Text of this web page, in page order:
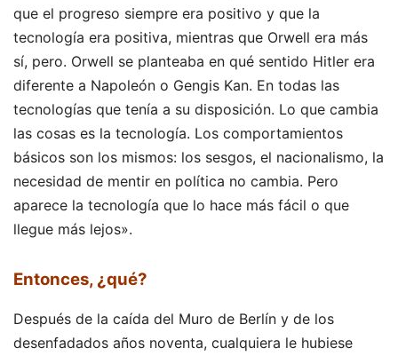
que el progreso siempre era positivo y que la
tecnología era positiva, mientras que Orwell era más
sí, pero. Orwell se planteaba en qué sentido Hitler era
diferente a Napoleón o Gengis Kan. En todas las
tecnologías que tenía a su disposición. Lo que cambia
las cosas es la tecnología. Los comportamientos
básicos son los mismos: los sesgos, el nacionalismo, la
necesidad de mentir en política no cambia. Pero
aparece la tecnología que lo hace más fácil o que
llegue más lejos».
Entonces, ¿qué?
Después de la caída del Muro de Berlín y de los
desenfadados años noventa, cualquiera le hubiese